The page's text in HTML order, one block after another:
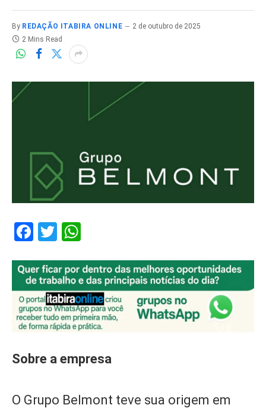
By REDAÇÃO ITABIRA ONLINE
2 de outubro de 2025
2 Mins Read
Facebook
Twitter
Sobre a empresa
O Grupo Belmont teve sua origem em